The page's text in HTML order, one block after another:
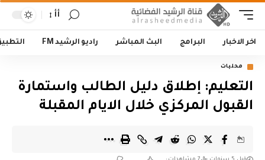
أأ
اخر الاخبار البرامج البث المباشر راديو الرشيد FM
محليات
التعليم: إطلاق دليل الطالب واستمارة
القبول المركزي خلال الايام المقبلة